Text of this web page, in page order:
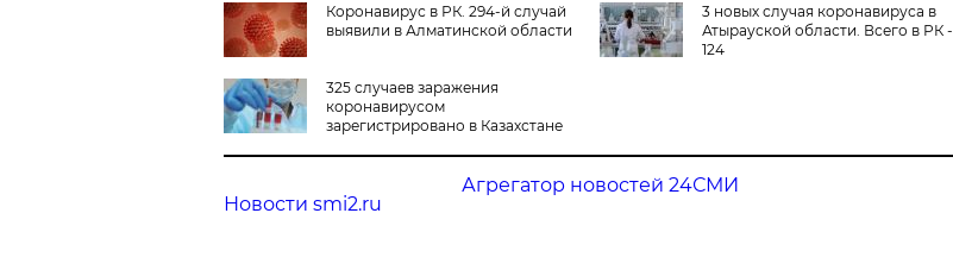
Коронавирус в РК. 294-й случай
выявили в Алматинской области
3 новых случая коронавируса в
Атырауской области. Всего в РК -
124
325 случаев заражения
коронавирусом
зарегистрировано в Казахстане
Агрегатор новостей 24СМИ
Новости smi2.ru